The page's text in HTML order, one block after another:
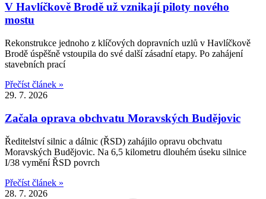
V Havlíčkově Brodě už vznikají piloty nového
mostu
Rekonstrukce jednoho z klíčových dopravních uzlů v Havlíčkově
Brodě úspěšně vstoupila do své další zásadní etapy. Po zahájení
stavebních prací
Přečíst článek »
29. 7. 2026
Začala oprava obchvatu Moravských Budějovic
Ředitelství silnic a dálnic (ŘSD) zahájilo opravu obchvatu
Moravských Budějovic. Na 6,5 kilometru dlouhém úseku silnice
I/38 vymění ŘSD povrch
Přečíst článek »
28. 7. 2026